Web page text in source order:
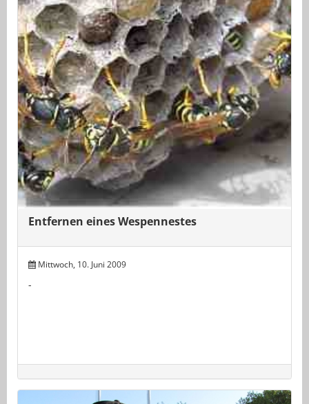
Entfernen eines Wespennestes
Mittwoch, 10. Juni 2009
-